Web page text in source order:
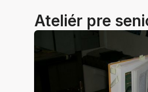
Ateliér pre